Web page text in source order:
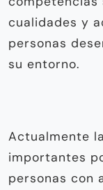
cualidades y
personas
su entorno.
Actualmente
importantes
personas con